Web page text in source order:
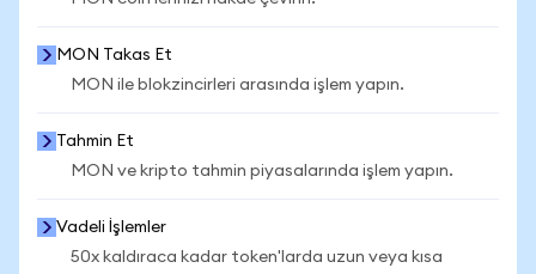
MON Takas Et
MON ile blokzincirleri arasında işlem yapın.
Tahmin Et
MON ve kripto tahmin piyasalarında işlem yapın.
Vadeli İşlemler
50x kaldıraca kadar token'larda uzun veya kısa